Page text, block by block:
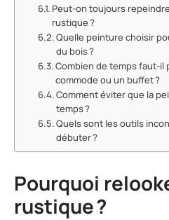
Peut-on toujours
rustique ?
Quelle peinture choisir
du bois ?
Combien de temps faut-il
commode ou un buffet ?
Comment éviter que la
temps ?
Quels sont les outils
débuter ?
Pourquoi
rustique ?